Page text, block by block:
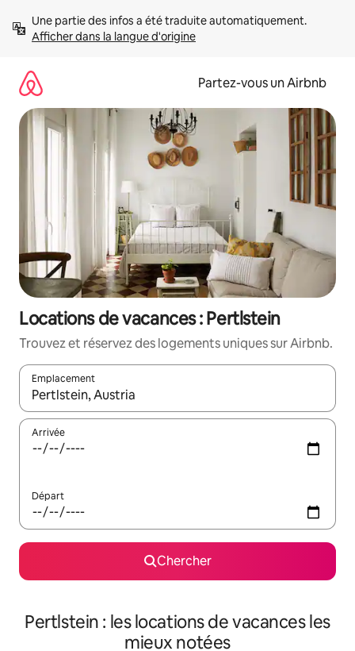
directement
Afficher dans la langue d'origine
Partez-vous un Airbnb
Locations de vacances : Pertlstein
Trouvez et réservez des logements uniques sur Airbnb.
Emplacement
Quand les résultats sont affichés, parcourez-les en utilisant
Arrivée
Départ
Chercher
Pertlstein : les locations de vacances les
mieux notées